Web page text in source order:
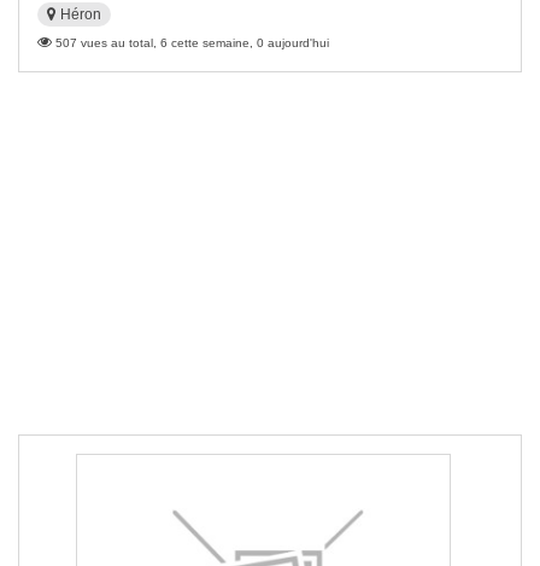
Héron
507 vues au total, 6 cette semaine, 0 aujourd'hui